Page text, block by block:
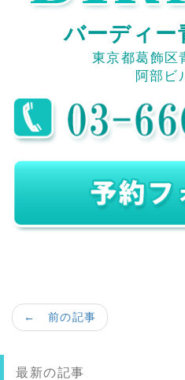
バーディー
東京都葛飾区
阿部ビ
← 前の記事
最新の記事